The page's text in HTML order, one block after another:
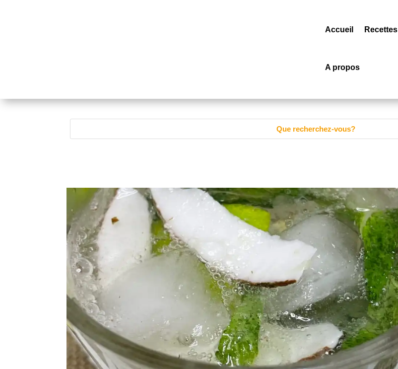
Accueil Recettes
A propos